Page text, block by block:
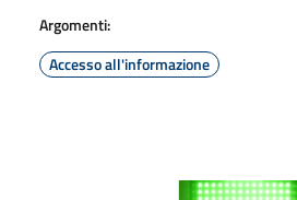
Argomenti:
Accesso all'informazione